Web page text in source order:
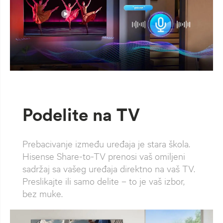
Podelite na TV
Prebacivanje između uređaja je stara škola.
Hisense Share-to-TV prenosi vaš omiljeni
sadržaj sa vašeg uređaja direktno na vaš TV.
Preslikajte ili samo delite – to je vaš izbor,
bez muke.